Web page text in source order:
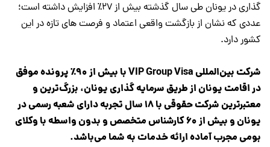
گذاری در یونان طی سال گذشته بیش از ۲۷٪ افزایش داشته است؛
عددی که نشان از بازگشت واقعی اعتماد و فرصت های تازه در این
کشور دارد.
شرکت بین‌المللی VIP Group Visa با بیش از ۹۰٪ پرونده موفق
در اقامت یونان از طریق سرمایه گذاری یونان، بزرگ‌ترین و
معتبر‌ترین شرکت حقوقی با 18 سال تجربه دارای شعبه رسمی در
یونان و بیش از 60 کارشناس متخصص و بدون واسطه با وکلای
بومی مجرب آماده ارائه خدمات به شما می‌باشد.